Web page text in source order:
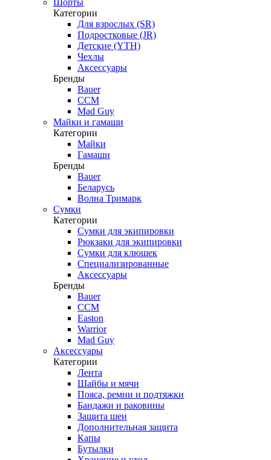
Шорты
Категории
Для взрослых (SR)
Подростковые (JR)
Детские (YTH)
Чехлы
Аксессуары
Бренды
Bauer
CCM
Mad Guy
Майки и гамаши
Категории
Майки
Гамаши
Бренды
Bauer
Беларусь
Волна Тримарк
Сумки
Категории
Сумки для экипировки
Рюкзаки для экипировки
Сумки для клюшек
Специализированные
Аксессуары
Бренды
Bauer
CCM
Easton
Warrior
Mad Guy
Аксессуары
Категории
Лента
Шайбы и мячи
Пояса, ремни и подтяжки
Бандажи и раковины
Защита шеи
Дополнительная защита
Капы
Бутылки